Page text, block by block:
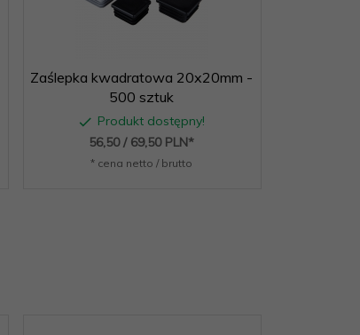
Zaślepka kwadratowa 20x20mm -
500 sztuk
Produkt dostępny!
56,50 / 69,50 PLN*
* cena netto / brutto